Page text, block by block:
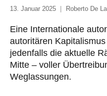
13. Januar 2025 Roberto De
Eine Internationale
autoritären
jedenfalls die aktuelle
Mitte – voller
Weglassungen.